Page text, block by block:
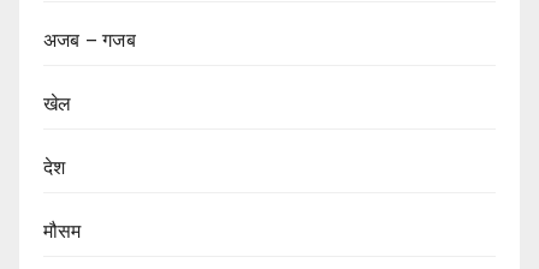
अजब – गजब
खेल
देश
मौसम